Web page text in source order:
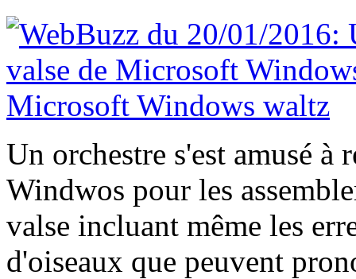
Un orchestre s'est amusé à
Windwos pour les
valse incluant même les
d'oiseaux que peuvent